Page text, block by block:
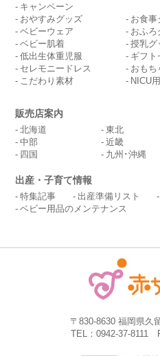
キャンペーン
おやすみグッズ
ベビーウェア
ベビー肌着
低出生体重児服
セレモニードレス
こだわり素材
お食事
おふろ
授乳グ
ギフト
おもち
NICU
販売店案内
北海道 東北
中部
近畿
四国
九州･沖縄
出産・子育て情報
特集記事 出産準備リスト
ベビー用品のメンテナンス
〒830-8630 福岡県久
TEL：0942-37-8111